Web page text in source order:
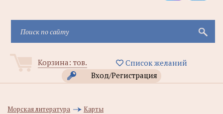
Корзина: тов.
Список желаний
Вход/Регистрация
Морская литература
Карты